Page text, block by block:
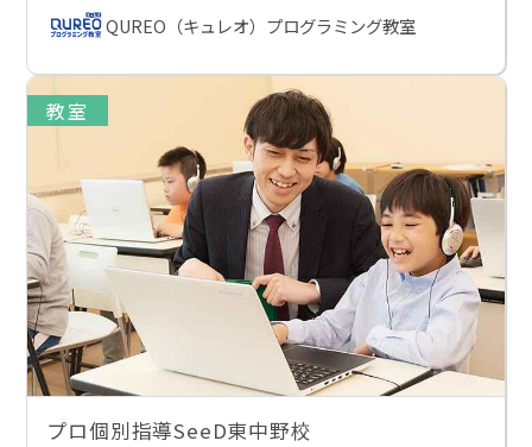
QUREO（キュレオ）プログラミング教室
教室
プロ個別指導SeeD東中野校